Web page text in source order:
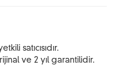
satıcısıdır.
ve 2 yıl garantilidir.